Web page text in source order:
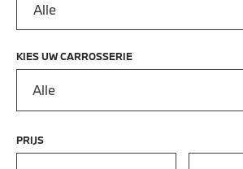
KIES UW CARROSSERIE
Alle
PRIJS